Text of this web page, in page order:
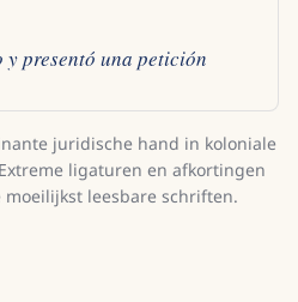
presentó una petición
juridische hand in koloniale
ligaturen en afkortingen
moeilijkst leesbare schriften.